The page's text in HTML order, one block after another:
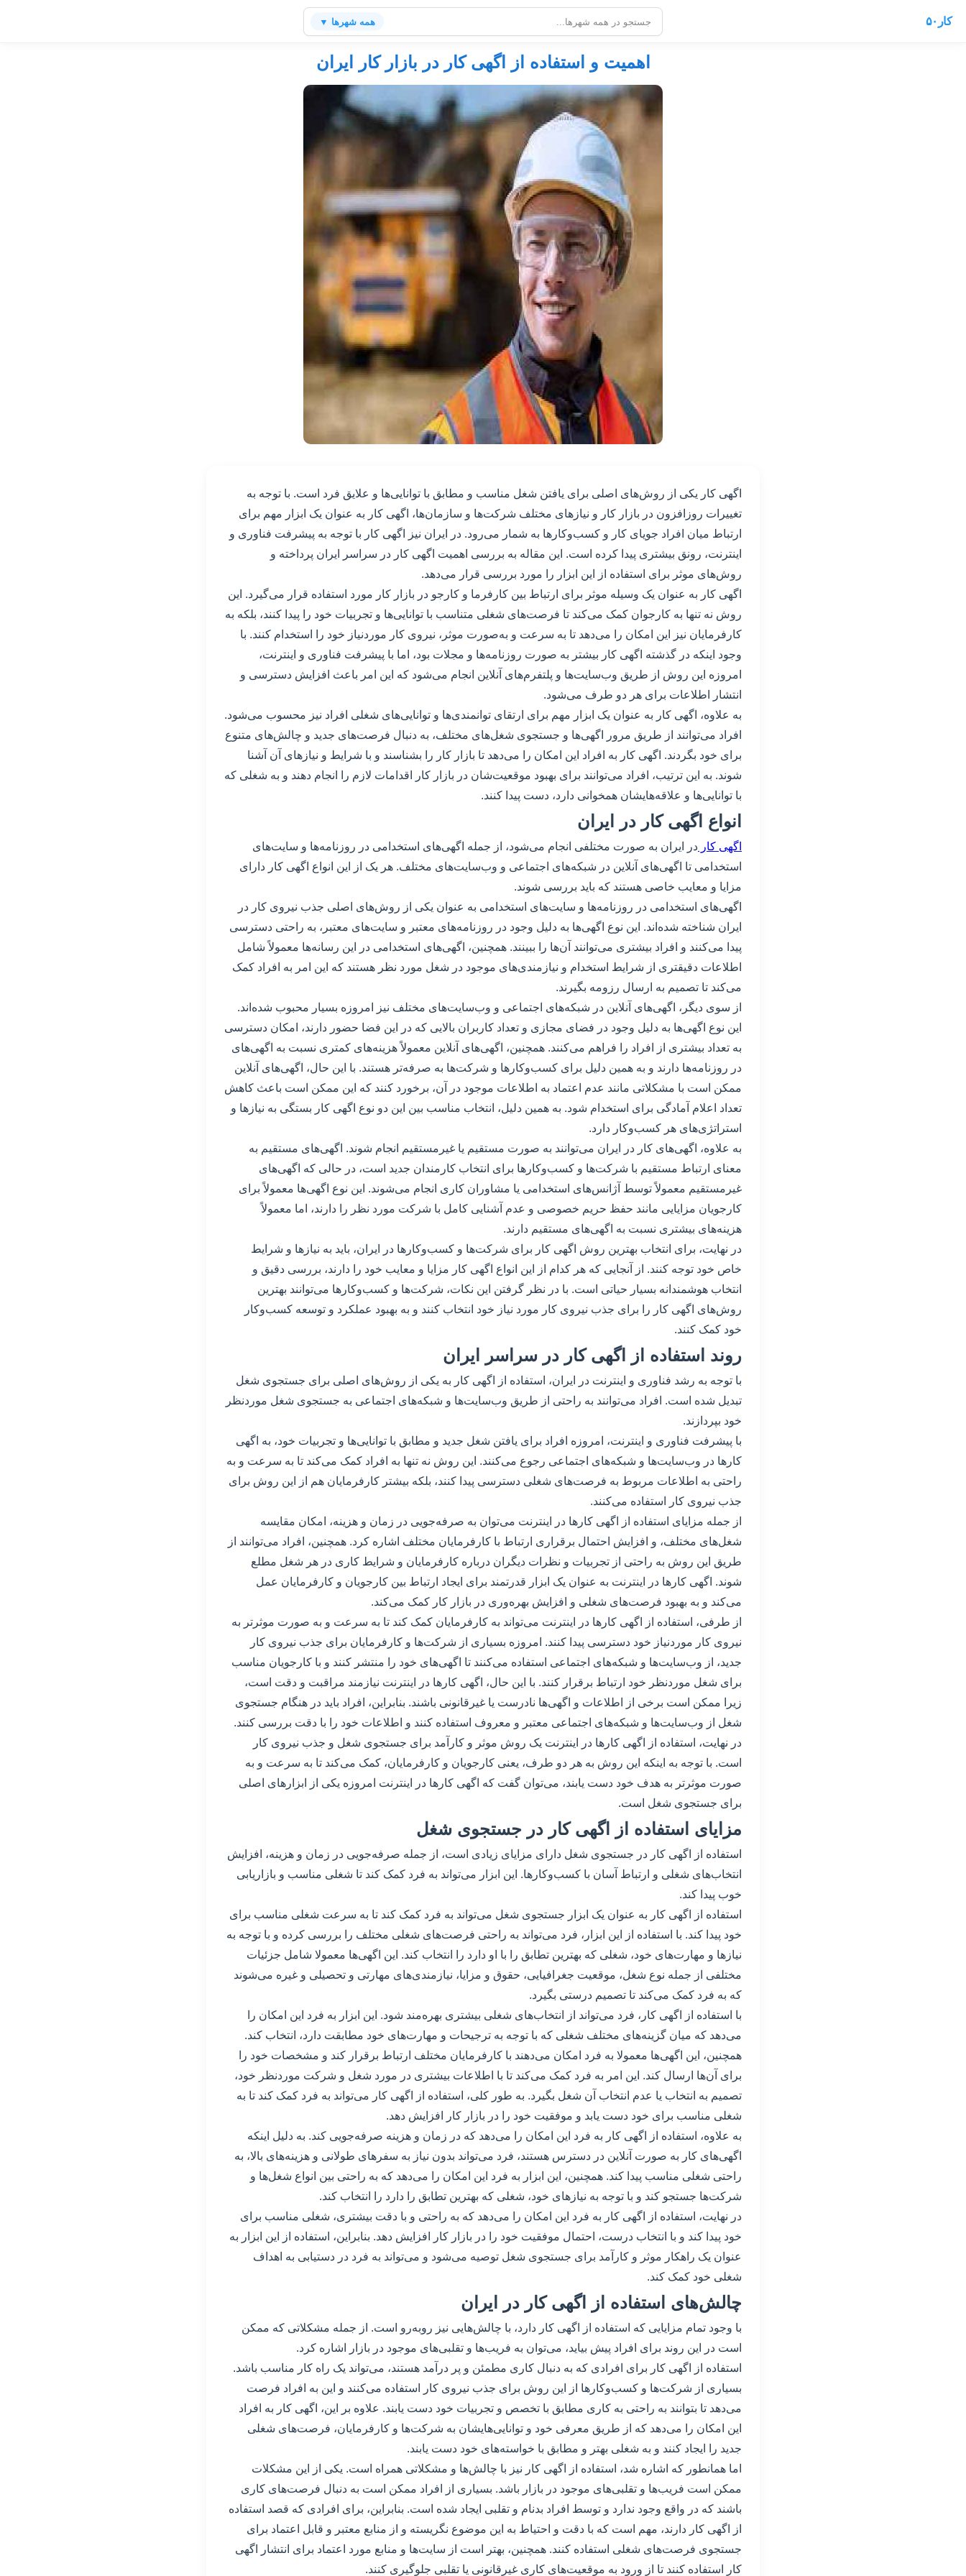
کار۵۰ همه شهرها ▼
اهمیت و استفاده از اگهی کار در بازار کار ایران
اگهی کار یکی از روش‌های اصلی برای یافتن شغل مناسب و مطابق با توانایی‌ها و علایق فرد است. با توجه به
تغییرات روزافزون در بازار کار و نیازهای مختلف شرکت‌ها و سازمان‌ها، اگهی کار به عنوان یک ابزار مهم برای
ارتباط میان افراد جویای کار و کسب‌وکارها به شمار می‌رود. در ایران نیز اگهی کار با توجه به پیشرفت فناوری و
اینترنت، رونق بیشتری پیدا کرده است. این مقاله به بررسی اهمیت اگهی کار در سراسر ایران پرداخته و
روش‌های موثر برای استفاده از این ابزار را مورد بررسی قرار می‌دهد.
اگهی کار به عنوان یک وسیله موثر برای ارتباط بین کارفرما و کارجو در بازار کار مورد استفاده قرار می‌گیرد. این
روش نه تنها به کارجوان کمک می‌کند تا فرصت‌های شغلی متناسب با توانایی‌ها و تجربیات خود را پیدا کنند، بلکه به
کارفرمایان نیز این امکان را می‌دهد تا به سرعت و به‌صورت موثر، نیروی کار موردنیاز خود را استخدام کنند. با
وجود اینکه در گذشته اگهی کار بیشتر به صورت روزنامه‌ها و مجلات بود، اما با پیشرفت فناوری و اینترنت،
امروزه این روش از طریق وب‌سایت‌ها و پلتفرم‌های آنلاین انجام می‌شود که این امر باعث افزایش دسترسی و
انتشار اطلاعات برای هر دو طرف می‌شود.
به علاوه، اگهی کار به عنوان یک ابزار مهم برای ارتقای توانمندی‌ها و توانایی‌های شغلی افراد نیز محسوب می‌شود.
افراد می‌توانند از طریق مرور اگهی‌ها و جستجوی شغل‌های مختلف، به دنبال فرصت‌های جدید و چالش‌های متنوع
برای خود بگردند. اگهی کار به افراد این امکان را می‌دهد تا بازار کار را بشناسند و با شرایط و نیازهای آن آشنا
شوند. به این ترتیب، افراد می‌توانند برای بهبود موقعیت‌شان در بازار کار اقدامات لازم را انجام دهند و به شغلی که
با توانایی‌ها و علاقه‌هایشان همخوانی دارد، دست پیدا کنند.
انواع اگهی کار در ایران
اگهی کار در ایران به صورت مختلفی انجام می‌شود، از جمله اگهی‌های استخدامی در روزنامه‌ها و سایت‌های
استخدامی تا اگهی‌های آنلاین در شبکه‌های اجتماعی و وب‌سایت‌های مختلف. هر یک از این انواع اگهی کار دارای
مزایا و معایب خاصی هستند که باید بررسی شوند.
اگهی‌های استخدامی در روزنامه‌ها و سایت‌های استخدامی به عنوان یکی از روش‌های اصلی جذب نیروی کار در
ایران شناخته شده‌اند. این نوع اگهی‌ها به دلیل وجود در روزنامه‌های معتبر و سایت‌های معتبر، به راحتی دسترسی
پیدا می‌کنند و افراد بیشتری می‌توانند آن‌ها را ببینند. همچنین، اگهی‌های استخدامی در این رسانه‌ها معمولاً شامل
اطلاعات دقیقتری از شرایط استخدام و نیازمندی‌های موجود در شغل مورد نظر هستند که این امر به افراد کمک
می‌کند تا تصمیم به ارسال رزومه بگیرند.
از سوی دیگر، اگهی‌های آنلاین در شبکه‌های اجتماعی و وب‌سایت‌های مختلف نیز امروزه بسیار محبوب شده‌اند.
این نوع اگهی‌ها به دلیل وجود در فضای مجازی و تعداد کاربران بالایی که در این فضا حضور دارند، امکان دسترسی
به تعداد بیشتری از افراد را فراهم می‌کنند. همچنین، اگهی‌های آنلاین معمولاً هزینه‌های کمتری نسبت به اگهی‌های
در روزنامه‌ها دارند و به همین دلیل برای کسب‌وکارها و شرکت‌ها به صرفه‌تر هستند. با این حال، اگهی‌های آنلاین
ممکن است با مشکلاتی مانند عدم اعتماد به اطلاعات موجود در آن، برخورد کنند که این ممکن است باعث کاهش
تعداد اعلام آمادگی برای استخدام شود. به همین دلیل، انتخاب مناسب بین این دو نوع اگهی کار بستگی به نیازها و
استراتژی‌های هر کسب‌وکار دارد.
به علاوه، اگهی‌های کار در ایران می‌توانند به صورت مستقیم یا غیرمستقیم انجام شوند. اگهی‌های مستقیم به
معنای ارتباط مستقیم با شرکت‌ها و کسب‌وکارها برای انتخاب کارمندان جدید است، در حالی که اگهی‌های
غیرمستقیم معمولاً توسط آژانس‌های استخدامی یا مشاوران کاری انجام می‌شوند. این نوع اگهی‌ها معمولاً برای
کارجویان مزایایی مانند حفظ حریم خصوصی و عدم آشنایی کامل با شرکت مورد نظر را دارند، اما معمولاً
هزینه‌های بیشتری نسبت به اگهی‌های مستقیم دارند.
در نهایت، برای انتخاب بهترین روش اگهی کار برای شرکت‌ها و کسب‌وکارها در ایران، باید به نیازها و شرایط
خاص خود توجه کنند. از آنجایی که هر کدام از این انواع اگهی کار مزایا و معایب خود را دارند، بررسی دقیق و
انتخاب هوشمندانه بسیار حیاتی است. با در نظر گرفتن این نکات، شرکت‌ها و کسب‌وکارها می‌توانند بهترین
روش‌های اگهی کار را برای جذب نیروی کار مورد نیاز خود انتخاب کنند و به بهبود عملکرد و توسعه کسب‌وکار
خود کمک کنند.
روند استفاده از اگهی کار در سراسر ایران
با توجه به رشد فناوری و اینترنت در ایران، استفاده از اگهی کار به یکی از روش‌های اصلی برای جستجوی شغل
تبدیل شده است. افراد می‌توانند به راحتی از طریق وب‌سایت‌ها و شبکه‌های اجتماعی به جستجوی شغل موردنظر
خود بپردازند.
با پیشرفت فناوری و اینترنت، امروزه افراد برای یافتن شغل جدید و مطابق با توانایی‌ها و تجربیات خود، به اگهی
کارها در وب‌سایت‌ها و شبکه‌های اجتماعی رجوع می‌کنند. این روش نه تنها به افراد کمک می‌کند تا به سرعت و به
راحتی به اطلاعات مربوط به فرصت‌های شغلی دسترسی پیدا کنند، بلکه بیشتر کارفرمایان هم از این روش برای
جذب نیروی کار استفاده می‌کنند.
از جمله مزایای استفاده از اگهی کارها در اینترنت می‌توان به صرفه‌جویی در زمان و هزینه، امکان مقایسه
شغل‌های مختلف، و افزایش احتمال برقراری ارتباط با کارفرمایان مختلف اشاره کرد. همچنین، افراد می‌توانند از
طریق این روش به راحتی از تجربیات و نظرات دیگران درباره کارفرمایان و شرایط کاری در هر شغل مطلع
شوند. اگهی کارها در اینترنت به عنوان یک ابزار قدرتمند برای ایجاد ارتباط بین کارجویان و کارفرمایان عمل
می‌کند و به بهبود فرصت‌های شغلی و افزایش بهره‌وری در بازار کار کمک می‌کند.
از طرفی، استفاده از اگهی کارها در اینترنت می‌تواند به کارفرمایان کمک کند تا به سرعت و به صورت موثرتر به
نیروی کار موردنیاز خود دسترسی پیدا کنند. امروزه بسیاری از شرکت‌ها و کارفرمایان برای جذب نیروی کار
جدید، از وب‌سایت‌ها و شبکه‌های اجتماعی استفاده می‌کنند تا اگهی‌های خود را منتشر کنند و با کارجویان مناسب
برای شغل موردنظر خود ارتباط برقرار کنند. با این حال، اگهی کارها در اینترنت نیازمند مراقبت و دقت است،
زیرا ممکن است برخی از اطلاعات و اگهی‌ها نادرست یا غیرقانونی باشند. بنابراین، افراد باید در هنگام جستجوی
شغل از وب‌سایت‌ها و شبکه‌های اجتماعی معتبر و معروف استفاده کنند و اطلاعات خود را با دقت بررسی کنند.
در نهایت، استفاده از اگهی کارها در اینترنت یک روش موثر و کارآمد برای جستجوی شغل و جذب نیروی کار
است. با توجه به اینکه این روش به هر دو طرف، یعنی کارجویان و کارفرمایان، کمک می‌کند تا به سرعت و به
صورت موثرتر به هدف خود دست یابند، می‌توان گفت که اگهی کارها در اینترنت امروزه یکی از ابزارهای اصلی
برای جستجوی شغل است.
مزایای استفاده از اگهی کار در جستجوی شغل
استفاده از اگهی کار در جستجوی شغل دارای مزایای زیادی است، از جمله صرفه‌جویی در زمان و هزینه، افزایش
انتخاب‌های شغلی و ارتباط آسان با کسب‌وکارها. این ابزار می‌تواند به فرد کمک کند تا شغلی مناسب و بازاریابی
خوب پیدا کند.
استفاده از اگهی کار به عنوان یک ابزار جستجوی شغل می‌تواند به فرد کمک کند تا به سرعت شغلی مناسب برای
خود پیدا کند. با استفاده از این ابزار، فرد می‌تواند به راحتی فرصت‌های شغلی مختلف را بررسی کرده و با توجه به
نیازها و مهارت‌های خود، شغلی که بهترین تطابق را با او دارد را انتخاب کند. این اگهی‌ها معمولا شامل جزئیات
مختلفی از جمله نوع شغل، موقعیت جغرافیایی، حقوق و مزایا، نیازمندی‌های مهارتی و تحصیلی و غیره می‌شوند
که به فرد کمک می‌کند تا تصمیم درستی بگیرد.
با استفاده از اگهی کار، فرد می‌تواند از انتخاب‌های شغلی بیشتری بهره‌مند شود. این ابزار به فرد این امکان را
می‌دهد که میان گزینه‌های مختلف شغلی که با توجه به ترجیحات و مهارت‌های خود مطابقت دارد، انتخاب کند.
همچنین، این اگهی‌ها معمولا به فرد امکان می‌دهند با کارفرمایان مختلف ارتباط برقرار کند و مشخصات خود را
برای آن‌ها ارسال کند. این امر به فرد کمک می‌کند تا با اطلاعات بیشتری در مورد شغل و شرکت موردنظر خود،
تصمیم به انتخاب یا عدم انتخاب آن شغل بگیرد. به طور کلی، استفاده از اگهی کار می‌تواند به فرد کمک کند تا به
شغلی مناسب برای خود دست یابد و موفقیت خود را در بازار کار افزایش دهد.
به علاوه، استفاده از اگهی کار به فرد این امکان را می‌دهد که در زمان و هزینه صرفه‌جویی کند. به دلیل اینکه
اگهی‌های کار به صورت آنلاین در دسترس هستند، فرد می‌تواند بدون نیاز به سفرهای طولانی و هزینه‌های بالا، به
راحتی شغلی مناسب پیدا کند. همچنین، این ابزار به فرد این امکان را می‌دهد که به راحتی بین انواع شغل‌ها و
شرکت‌ها جستجو کند و با توجه به نیازهای خود، شغلی که بهترین تطابق را دارد را انتخاب کند.
در نهایت، استفاده از اگهی کار به فرد این امکان را می‌دهد که به راحتی و با دقت بیشتری، شغلی مناسب برای
خود پیدا کند و با انتخاب درست، احتمال موفقیت خود را در بازار کار افزایش دهد. بنابراین، استفاده از این ابزار به
عنوان یک راهکار موثر و کارآمد برای جستجوی شغل توصیه می‌شود و می‌تواند به فرد در دستیابی به اهداف
شغلی خود کمک کند.
چالش‌های استفاده از اگهی کار در ایران
با وجود تمام مزایایی که استفاده از اگهی کار دارد، با چالش‌هایی نیز روبه‌رو است. از جمله مشکلاتی که ممکن
است در این روند برای افراد پیش بیاید، می‌توان به فریب‌ها و تقلبی‌های موجود در بازار اشاره کرد.
استفاده از اگهی کار برای افرادی که به دنبال کاری مطمئن و پر درآمد هستند، می‌تواند یک راه کار مناسب باشد.
بسیاری از شرکت‌ها و کسب‌وکارها از این روش برای جذب نیروی کار استفاده می‌کنند و این به افراد فرصت
می‌دهد تا بتوانند به راحتی به کاری مطابق با تخصص و تجربیات خود دست یابند. علاوه بر این، اگهی کار به افراد
این امکان را می‌دهد که از طریق معرفی خود و توانایی‌هایشان به شرکت‌ها و کارفرمایان، فرصت‌های شغلی
جدید را ایجاد کنند و به شغلی بهتر و مطابق با خواسته‌های خود دست یابند.
اما همانطور که اشاره شد، استفاده از اگهی کار نیز با چالش‌ها و مشکلاتی همراه است. یکی از این مشکلات
ممکن است فریب‌ها و تقلبی‌های موجود در بازار باشد. بسیاری از افراد ممکن است به دنبال فرصت‌های کاری
باشند که در واقع وجود ندارد و توسط افراد بدنام و تقلبی ایجاد شده است. بنابراین، برای افرادی که قصد استفاده
از اگهی کار دارند، مهم است که با دقت و احتیاط به این موضوع نگریسته و از منابع معتبر و قابل اعتماد برای
جستجوی فرصت‌های شغلی استفاده کنند. همچنین، بهتر است از سایت‌ها و منابع مورد اعتماد برای انتشار اگهی
کار استفاده کنند تا از ورود به موقعیت‌های کاری غیرقانونی یا تقلبی جلوگیری کنند.